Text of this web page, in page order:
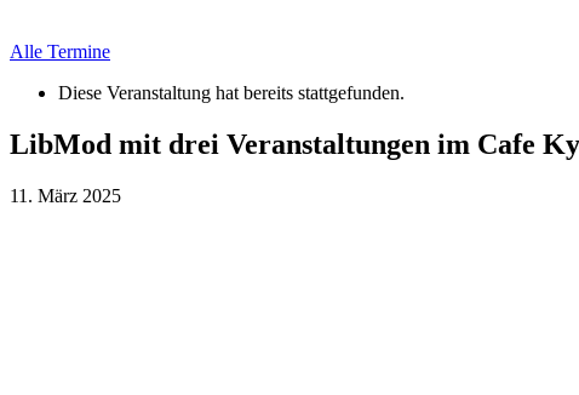
Alle Termine
Diese Veranstaltung hat bereits stattgefunden.
LibMod mit drei Veran­stal­tungen im Cafe
11. März 2025